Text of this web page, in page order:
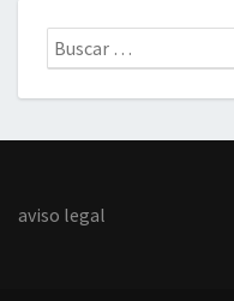
Buscar:
aviso legal